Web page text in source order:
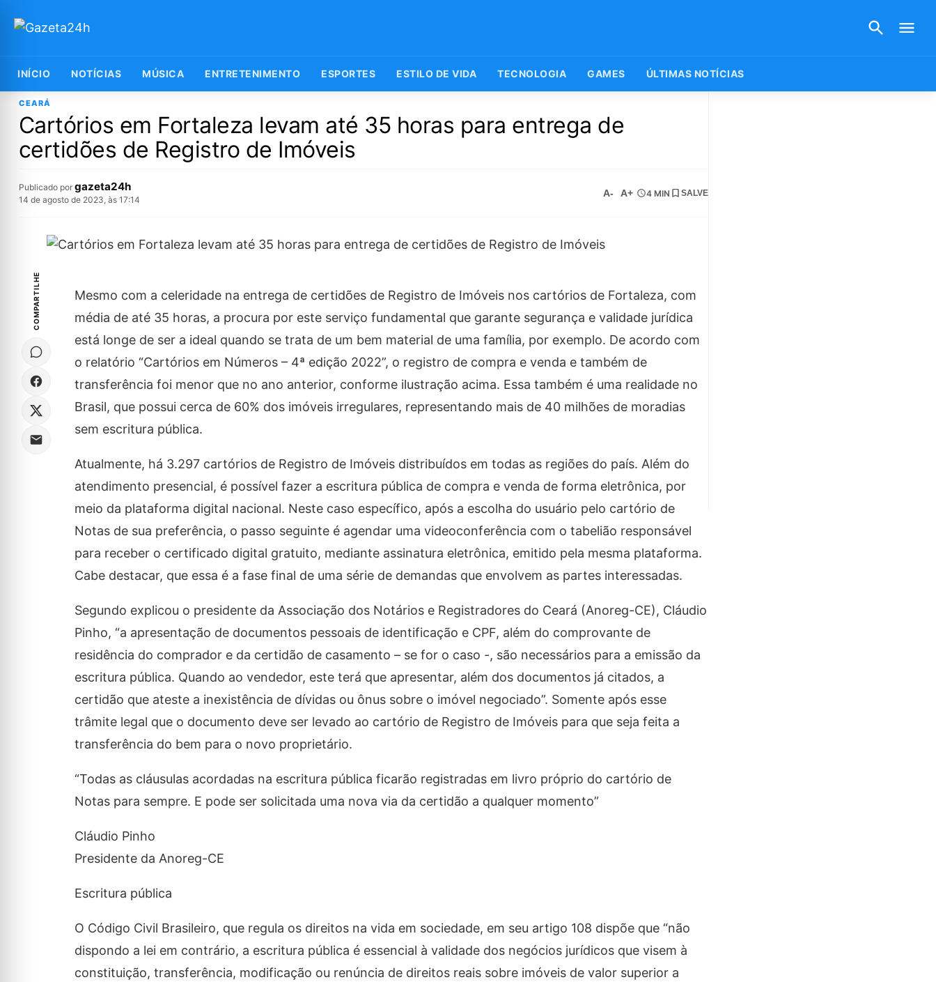
INÍCIO NOTÍCIAS MÚSICA ENTRETENIMENTO ESPORTES ESTILO DE VIDA TECNOLOGIA GAMES ÚLTIMAS NOTÍCIAS
CEARÁ
Cartórios em Fortaleza levam até 35 horas para entrega de
certidões de Registro de Imóveis
Publicado por gazeta24h
14 de agosto de 2023, às 17:14
A- A+ 4 MIN SALVE
COMPARTILHE
Mesmo com a celeridade na entrega de certidões de Registro de Imóveis nos cartórios de Fortaleza, com
média de até 35 horas, a procura por este serviço fundamental que garante segurança e validade jurídica
está longe de ser a ideal quando se trata de um bem material de uma família, por exemplo. De acordo com
o relatório “Cartórios em Números – 4ª edição 2022”, o registro de compra e venda e também de
transferência foi menor que no ano anterior, conforme ilustração acima. Essa também é uma realidade no
Brasil, que possui cerca de 60% dos imóveis irregulares, representando mais de 40 milhões de moradias
sem escritura pública.
Atualmente, há 3.297 cartórios de Registro de Imóveis distribuídos em todas as regiões do país. Além do
atendimento presencial, é possível fazer a escritura pública de compra e venda de forma eletrônica, por
meio da plataforma digital nacional. Neste caso específico, após a escolha do usuário pelo cartório de
Notas de sua preferência, o passo seguinte é agendar uma videoconferência com o tabelião responsável
para receber o certificado digital gratuito, mediante assinatura eletrônica, emitido pela mesma plataforma.
Cabe destacar, que essa é a fase final de uma série de demandas que envolvem as partes interessadas.
Segundo explicou o presidente da Associação dos Notários e Registradores do Ceará (Anoreg-CE), Cláudio
Pinho, “a apresentação de documentos pessoais de identificação e CPF, além do comprovante de
residência do comprador e da certidão de casamento – se for o caso -, são necessários para a emissão da
escritura pública. Quando ao vendedor, este terá que apresentar, além dos documentos já citados, a
certidão que ateste a inexistência de dívidas ou ônus sobre o imóvel negociado”. Somente após esse
trâmite legal que o documento deve ser levado ao cartório de Registro de Imóveis para que seja feita a
transferência do bem para o novo proprietário.
“Todas as cláusulas acordadas na escritura pública ficarão registradas em livro próprio do cartório de
Notas para sempre. E pode ser solicitada uma nova via da certidão a qualquer momento”
Cláudio Pinho
Presidente da Anoreg-CE
Escritura pública
O Código Civil Brasileiro, que regula os direitos na vida em sociedade, em seu artigo 108 dispõe que “não
dispondo a lei em contrário, a escritura pública é essencial à validade dos negócios jurídicos que visem à
constituição, transferência, modificação ou renúncia de direitos reais sobre imóveis de valor superior a